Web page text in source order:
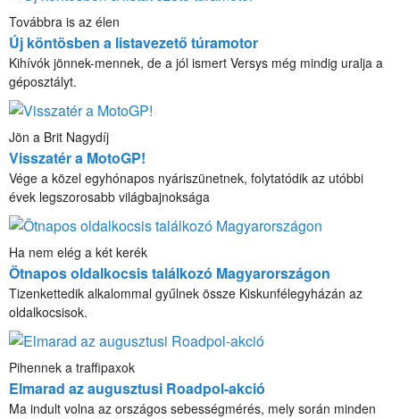
Továbbra is az élen
Új köntösben a listavezető túramotor
Kihívók jönnek-mennek, de a jól ismert Versys még mindig uralja a
géposztályt.
Jön a Brit Nagydíj
Visszatér a MotoGP!
Vége a közel egyhónapos nyáriszünetnek, folytatódik az utóbbi
évek legszorosabb világbajnoksága
Ha nem elég a két kerék
Ötnapos oldalkocsis találkozó Magyarországon
Tizenkettedik alkalommal gyűlnek össze Kiskunfélegyházán az
oldalkocsisok.
Pihennek a traffipaxok
Elmarad az augusztusi Roadpol-akció
Ma indult volna az országos sebességmérés, mely során minden